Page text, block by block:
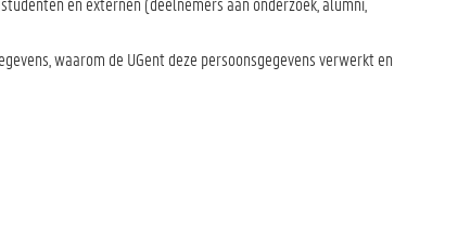
waarom de UGent deze persoonsgegevens verwerkt en